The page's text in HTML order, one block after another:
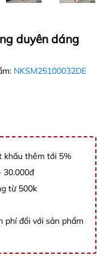
duyên dáng
NKSM25100032DE
khấu thêm tới 5%
30.000đ
từ 500k
phí đổi với sản phẩm